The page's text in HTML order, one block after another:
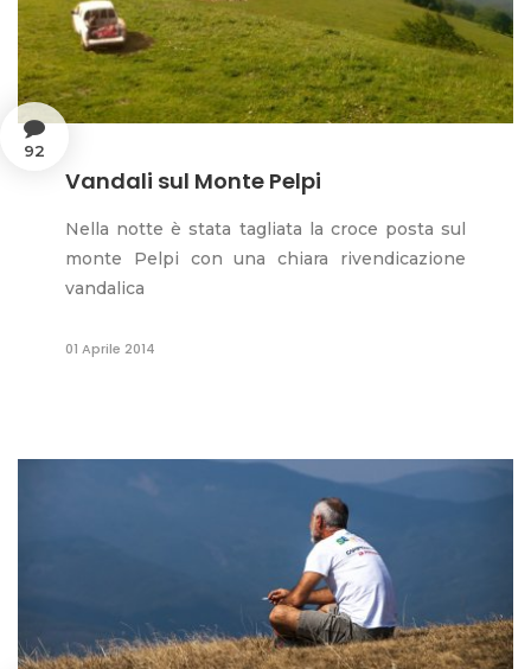
92
Vandali sul Monte Pelpi
Nella notte è stata tagliata la croce posta sul
monte Pelpi con una chiara rivendicazione
vandalica
01 Aprile 2014